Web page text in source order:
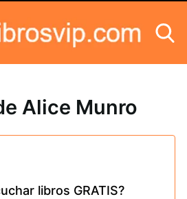
Alice Munro
libros GRATIS?